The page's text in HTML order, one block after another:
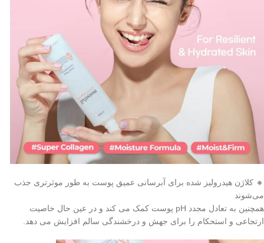
🔸 کلاژن هیدرولیز شده برای آبرسانی عمیق پوست به طور موثرتری جذب
می‌شوند
همچنین به تعادل مجدد pH پوست کمک می کند و در عین حال خاصیت
ارتجاعی و استحکام را برای جهش و درخشندگی سالم افزایش می دهد.